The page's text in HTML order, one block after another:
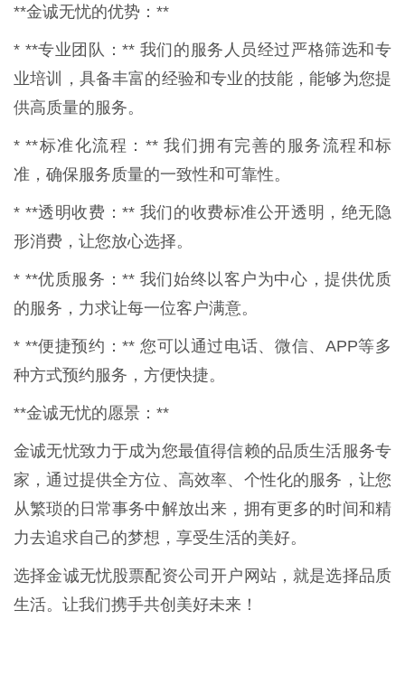
**金诚无忧的优势：**
* **专业团队：** 我们的服务人员经过严格筛选和专
业培训，具备丰富的经验和专业的技能，能够为您提
供高质量的服务。
* **标准化流程：** 我们拥有完善的服务流程和标
准，确保服务质量的一致性和可靠性。
* **透明收费：** 我们的收费标准公开透明，绝无隐
形消费，让您放心选择。
* **优质服务：** 我们始终以客户为中心，提供优质
的服务，力求让每一位客户满意。
* **便捷预约：** 您可以通过电话、微信、APP等多
种方式预约服务，方便快捷。
**金诚无忧的愿景：**
金诚无忧致力于成为您最值得信赖的品质生活服务专
家，通过提供全方位、高效率、个性化的服务，让您
从繁琐的日常事务中解放出来，拥有更多的时间和精
力去追求自己的梦想，享受生活的美好。
选择金诚无忧股票配资公司开户网站，就是选择品质
生活。让我们携手共创美好未来！